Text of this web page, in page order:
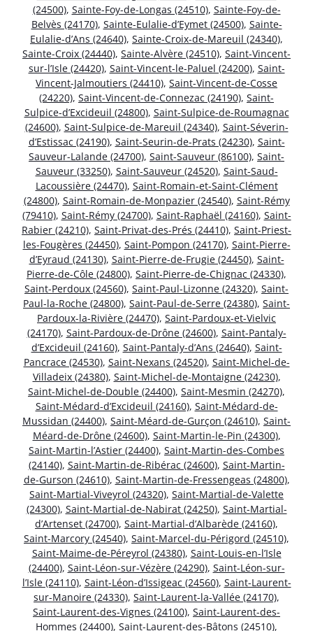
(24500), Sainte-Foy-de-Longas (24510), Sainte-Foy-de-
Belvès (24170), Sainte-Eulalie-d’Eymet (24500), Sainte-
Eulalie-d’Ans (24640), Sainte-Croix-de-Mareuil (24340),
Sainte-Croix (24440), Sainte-Alvère (24510), Saint-Vincent-
sur-l’Isle (24420), Saint-Vincent-le-Paluel (24200), Saint-
Vincent-Jalmoutiers (24410), Saint-Vincent-de-Cosse
(24220), Saint-Vincent-de-Connezac (24190), Saint-
Sulpice-d’Excideuil (24800), Saint-Sulpice-de-Roumagnac
(24600), Saint-Sulpice-de-Mareuil (24340), Saint-Séverin-
d’Estissac (24190), Saint-Seurin-de-Prats (24230), Saint-
Sauveur-Lalande (24700), Saint-Sauveur (86100), Saint-
Sauveur (33250), Saint-Sauveur (24520), Saint-Saud-
Lacoussière (24470), Saint-Romain-et-Saint-Clément
(24800), Saint-Romain-de-Monpazier (24540), Saint-Rémy
(79410), Saint-Rémy (24700), Saint-Raphaël (24160), Saint-
Rabier (24210), Saint-Privat-des-Prés (24410), Saint-Priest-
les-Fougères (24450), Saint-Pompon (24170), Saint-Pierre-
d’Eyraud (24130), Saint-Pierre-de-Frugie (24450), Saint-
Pierre-de-Côle (24800), Saint-Pierre-de-Chignac (24330),
Saint-Perdoux (24560), Saint-Paul-Lizonne (24320), Saint-
Paul-la-Roche (24800), Saint-Paul-de-Serre (24380), Saint-
Pardoux-la-Rivière (24470), Saint-Pardoux-et-Vielvic
(24170), Saint-Pardoux-de-Drône (24600), Saint-Pantaly-
d’Excideuil (24160), Saint-Pantaly-d’Ans (24640), Saint-
Pancrace (24530), Saint-Nexans (24520), Saint-Michel-de-
Villadeix (24380), Saint-Michel-de-Montaigne (24230),
Saint-Michel-de-Double (24400), Saint-Mesmin (24270),
Saint-Médard-d’Excideuil (24160), Saint-Médard-de-
Mussidan (24400), Saint-Méard-de-Gurçon (24610), Saint-
Méard-de-Drône (24600), Saint-Martin-le-Pin (24300),
Saint-Martin-l’Astier (24400), Saint-Martin-des-Combes
(24140), Saint-Martin-de-Ribérac (24600), Saint-Martin-
de-Gurson (24610), Saint-Martin-de-Fressengeas (24800),
Saint-Martial-Viveyrol (24320), Saint-Martial-de-Valette
(24300), Saint-Martial-de-Nabirat (24250), Saint-Martial-
d’Artenset (24700), Saint-Martial-d’Albarède (24160),
Saint-Marcory (24540), Saint-Marcel-du-Périgord (24510),
Saint-Maime-de-Péreyrol (24380), Saint-Louis-en-l’Isle
(24400), Saint-Léon-sur-Vézère (24290), Saint-Léon-sur-
l’Isle (24110), Saint-Léon-d’Issigeac (24560), Saint-Laurent-
sur-Manoire (24330), Saint-Laurent-la-Vallée (24170),
Saint-Laurent-des-Vignes (24100), Saint-Laurent-des-
Hommes (24400), Saint-Laurent-des-Bâtons (24510),